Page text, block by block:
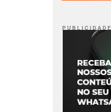
P U B L I C I D A D E